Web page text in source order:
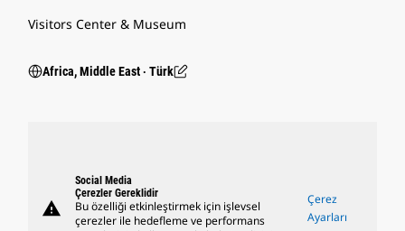
Visitors Center & Museum
Africa, Middle East ‧ Türk
warning
Social Media
Çerezler Gereklidir
Bu özelliği etkinleştirmek için işlevsel
çerezler ile hedefleme ve performans
Çerez
Ayarları